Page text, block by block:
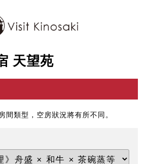
天望苑
間類型，空房狀況將有所不同。